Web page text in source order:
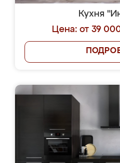
Кухня
Цена: от 39